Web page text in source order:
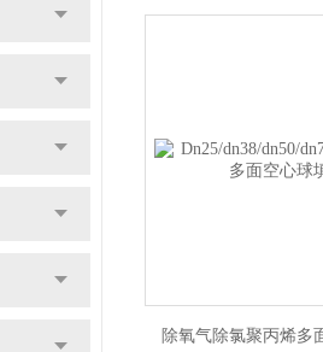
除氧气除氯聚丙烯多